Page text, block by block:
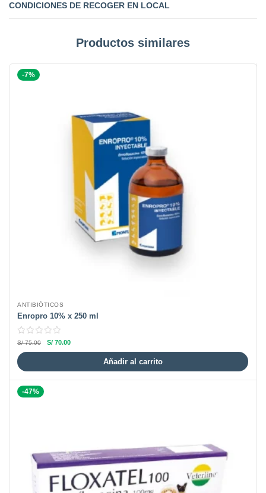
CONDICIONES DE RECOGER EN LOCAL
Productos similares
-7%
ANTIBIÓTICOS
Enropro 10% x 250 ml
S/75.00 S/ 70.00
Añadir al carrito
-47%